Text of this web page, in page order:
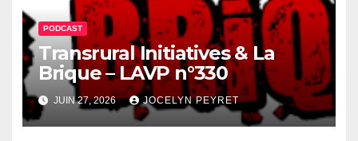
PODCAST
Transrural Initiatives & La
Brique – LAVP n°330
JUIN 27, 2026 JOCELYN PEYRET